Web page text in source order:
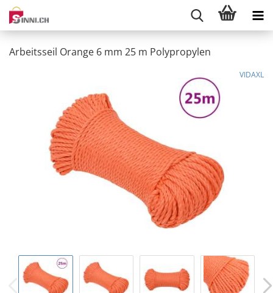
Arbeitsseil Orange 6 mm 25 m Polypropylen
VIDAXL